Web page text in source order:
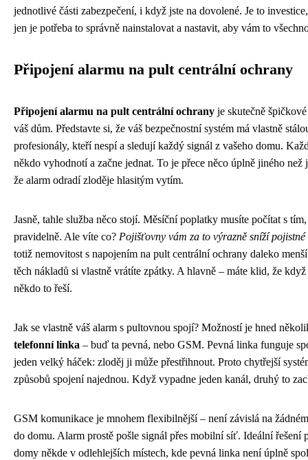
jednotlivé části zabezpečení, i když jste na dovolené. Je to
jen je potřeba to správně nainstalovat a nastavit, aby vám to
Připojení alarmu na pult centrální ochrany
Připojení alarmu na pult centrální ochrany je skutečně
váš dům. Představte si, že váš bezpečnostní systém má vlastně
profesionály, kteří nespí a sledují každý signál z vašeho domu.
někdo vyhodnotí a začne jednat. To je přece něco úplně jiného než
že alarm odradí zloděje hlasitým vytím.
Jasně, tahle služba něco stojí. Měsíční poplatky musíte počítat s
pravidelně. Ale víte co? Pojišťovny vám za to výrazně sníží
totiž nemovitost s napojením na pult centrální ochrany daleko
těch nákladů si vlastně vrátíte zpátky. A hlavně – máte klid, že když
někdo to řeší.
Jak se vlastně váš alarm s pultovnou spojí? Možností je hned
telefonní linka – buď ta pevná, nebo GSM. Pevná linka funguje
jeden velký háček: zloděj ji může přestřihnout. Proto chytřejší
způsobů spojení najednou. Když vypadne jeden kanál, druhý to
GSM komunikace je mnohem flexibilnější – není závislá na
do domu. Alarm prostě pošle signál přes mobilní síť. Ideální řešení
domy někde v odlehlejších místech, kde pevná linka není úplně